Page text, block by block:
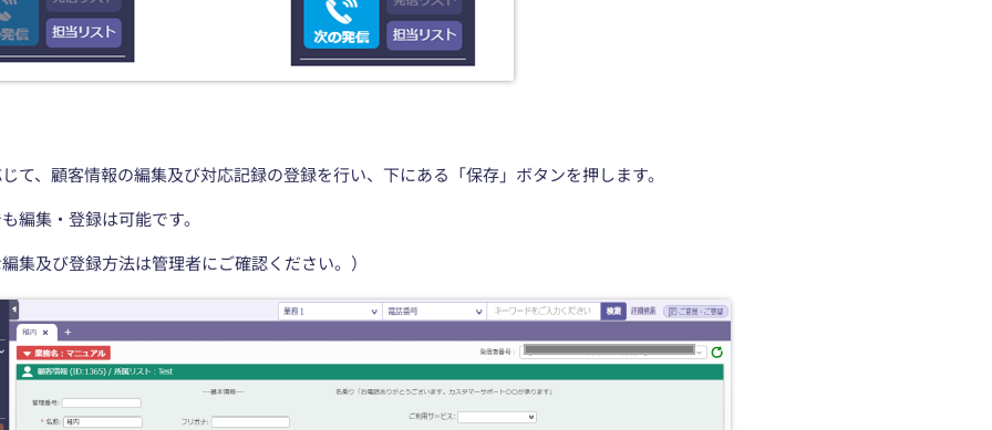
て、顧客情報の編集及び対応記録の登録を行い、下にある「保存」ボタンを押します。
編集・登録は可能です。
集及び登録方法は管理者にご確認ください。）